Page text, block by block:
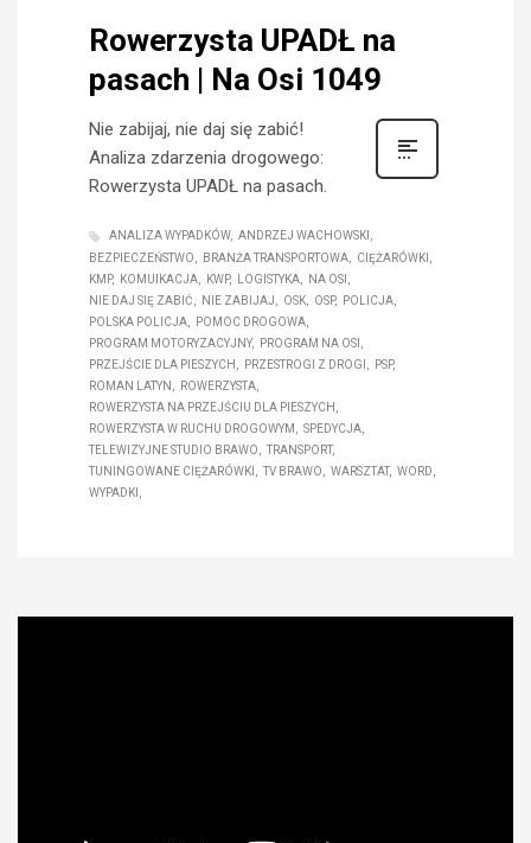
Rowerzysta UPADŁ na
pasach | Na Osi 1049
Nie zabijaj, nie daj się zabić!
Analiza zdarzenia drogowego:
Rowerzysta UPADŁ na pasach.
ANALIZA WYPADKÓW
ANDRZEJ WACHOWSKI
BEZPIECZEŃSTWO
BRANŻA TRANSPORTOWA
CIĘŻARÓWKI
KMP
KOMUIKACJA KWP LOGISTYKA
NA OSI
NIE DAJ SIĘ ZABIĆ
NIE ZABIJAJ OSK OSP
POLICJA
POLSKA POLICJA
POMOC DROGOWA
PROGRAM MOTORYZACYJNY
PROGRAM NA OSI
PRZEJŚCIE DLA PIESZYCH
PRZESTROGI Z DROGI
PSP
ROMAN LATYN
ROWERZYSTA
ROWERZYSTA NA PRZEJŚCIU DLA PIESZYCH
ROWERZYSTA W RUCHU DROGOWYM
SPEDYCJA
TELEWIZYJNE STUDIO BRAWO
TRANSPORT
TUNINGOWANE CIĘŻARÓWKI
TV BRAWO WARSZTAT
WORD
WYPADKI